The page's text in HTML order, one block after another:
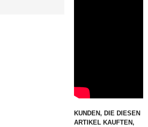
KUNDEN, DIE DIESEN
ARTIKEL KAUFTEN,